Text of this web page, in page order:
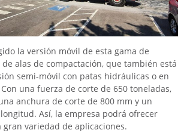
la versión móvil de esta gama de
alas de compactación, que también está
semi-móvil con patas hidráulicas o en
una fuerza de corte de 650 toneladas,
anchura de corte de 800 mm y un
Así, la empresa podrá ofrecer
variedad de aplicaciones.